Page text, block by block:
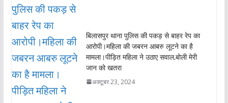
बिलासपुर थाना पुलिस की पकड़ से बाहर रेप का
आरोपी।महिला की जबरन आबरु लूटने का है
मामला।पीड़ित महिला ने उठाए सवाल,बोली मेरी
जान को खतरा
अक्टूबर 23, 2024